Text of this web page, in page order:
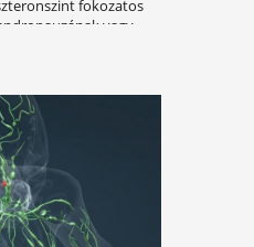
ŐRÜLETET!
sok családban nem
hanem egy stresszes
lehet jól csinálni!
tovább a tippekért!